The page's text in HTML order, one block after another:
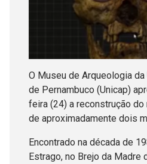
O Museu de Arqueologia
de Pernambuco (Unicap)
feira (24) a reconstrução
de aproximadamente dois
Encontrado na década de
Estrago, no Brejo da Madre